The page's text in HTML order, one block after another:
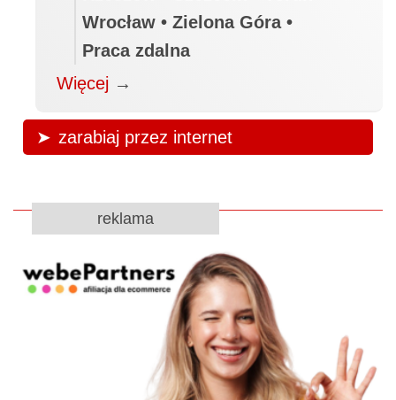
Wrocław • Zielona Góra •
Praca zdalna
Więcej →
zarabiaj przez internet
reklama